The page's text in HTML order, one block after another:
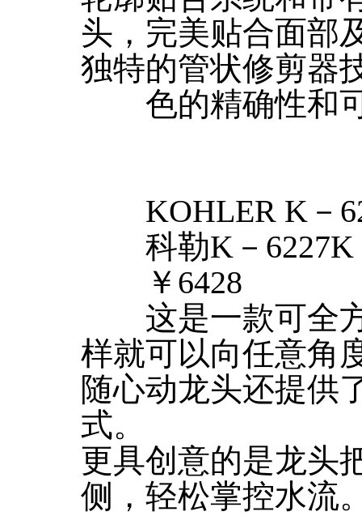
头，完美贴合面部
独特的管状修剪器
色的精确性和
KOHLER K－
科勒K－6227K
￥6428
这是一款可全方
样就可以向任意角
随心动龙头还提供
式。
更具创意的是龙头
侧，轻松掌控水流